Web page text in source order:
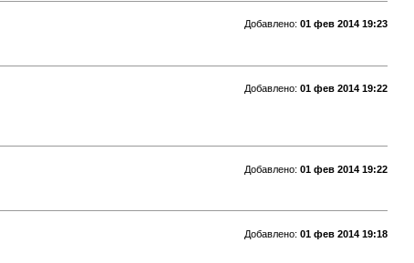
Добавлено: 01 фев 2014 19:23
Добавлено: 01 фев 2014 19:22
Добавлено: 01 фев 2014 19:22
Добавлено: 01 фев 2014 19:18